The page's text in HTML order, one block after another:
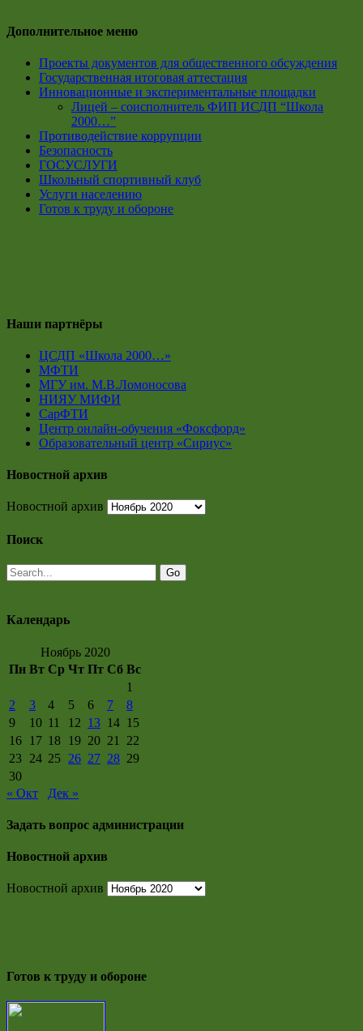
Дополнительное меню
Проекты документов для общественного обсуждения
Государственная итоговая аттестация
Инновационные и экспериментальные площадки
Лицей – соисполнитель ФИП ИСДП “Школа
2000…”
Противодействие коррупции
Безопасность
ГОСУСЛУГИ
Школьный спортивный клуб
Услуги населению
Готов к труду и обороне
Наши партнёры
ЦСДП «Школа 2000…»
МФТИ
МГУ им. М.В.Ломоносова
НИЯУ МИФИ
СарФТИ
Центр онлайн-обучения «Фоксфорд»
Образовательный центр «Сириус»
Новостной архив
Новостной архив
Поиск
Календарь
Ноябрь 2020
Пн Вт Ср Чт Пт Сб Вс
1
2
3 4 5 6 7
8
9
10 11 12 13 14 15
16 17 18 19 20 21
22
23 24 25 26 27 28 29
30
« Окт
Дек »
Задать вопрос администрации
Новостной архив
Новостной архив
Готов к труду и обороне